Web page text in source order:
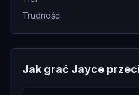
Trudność
Jak grać Jayce